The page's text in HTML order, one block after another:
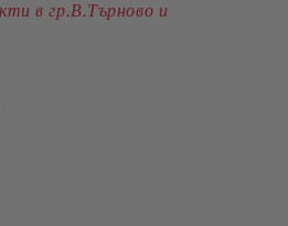
в гр.В.Търново и